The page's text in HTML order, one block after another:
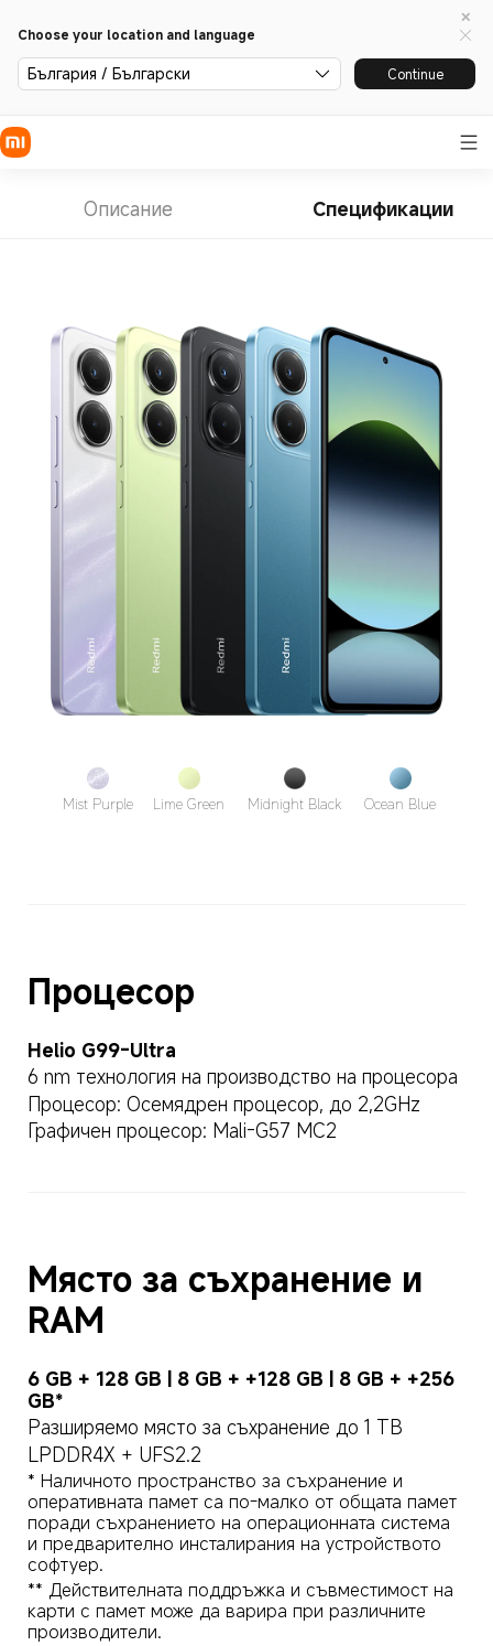
Choose your location and language
България / Български Continue
Описание Спецификации
Mist Purple Lime Green Midnight Black Ocean Blue
Процесор
Helio G99-Ultra
6 nm технология на производство на процесора
Процесор: Осемядрен процесор, до 2,2GHz
Графичен процесор: Mali-G57 MC2
Място за съхранение и
RAM
6 GB + 128 GB | 8 GB + +128 GB | 8 GB + +256
GB*
Разширяемо място за съхранение до 1 TB
LPDDR4X + UFS2.2
* Наличното пространство за съхранение и
оперативната памет са по-малко от общата памет
поради съхранението на операционната система
и предварително инсталирания на устройството
** Действителната поддръжка и съвместимост на
карти с памет може да варира при различните
производители.